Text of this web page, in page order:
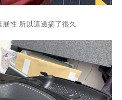
性 所以這邊搞了很久